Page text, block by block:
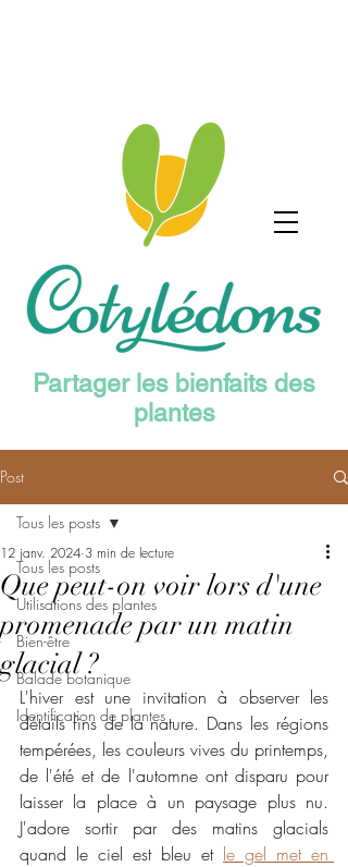
Partager les bienfaits des
plantes
Post
Tous les posts
Utilisations des plantes
Bien-être
Balade botanique
Identification de plantes
Tous les posts
Que peut-on voir lors d'une
promenade par un matin
glacial ?
12 janv. 2024 3 min de lecture
L'hiver est une invitation à observer les
détails fins de la nature. Dans les régions
tempérées, les couleurs vives du printemps,
de l'été et de l'automne ont disparu pour
laisser la place à un paysage plus nu.
J'adore sortir par des matins glacials
quand le ciel est bleu et le gel met en